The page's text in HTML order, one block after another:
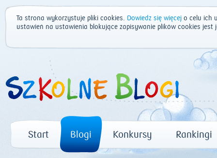
Ta strona wykorzystuje pliki cookies. Dowiedz się więcej o celu ich
ustawień na ustawienia blokujące zapisywanie plików cookies
Start Blogi Konkursy Rankingi